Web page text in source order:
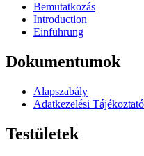
Bemutatkozás
Introduction
Einführung
Dokumentumok
Alapszabály
Adatkezelési Tájékoztató
Testületek